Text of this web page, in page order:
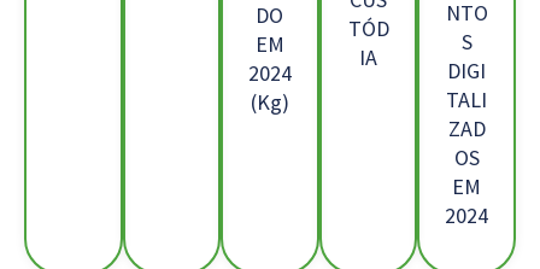
DO
EM
2024
(Kg)
TÓD
IA
NTO
S
DIGI
TALI
ZAD
OS
EM
2024